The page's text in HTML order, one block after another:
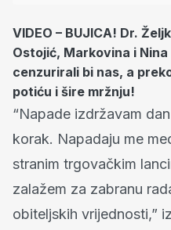
VIDEO – BUJICA! Dr.
Ostojić, Markovina i
cenzurirali bi nas, a
potiću i šire mržnju!
“Napade izdržavam
korak. Napadaju me
stranim trgovačkim
zalažem za zabranu
obiteljskih vrijednosti,”